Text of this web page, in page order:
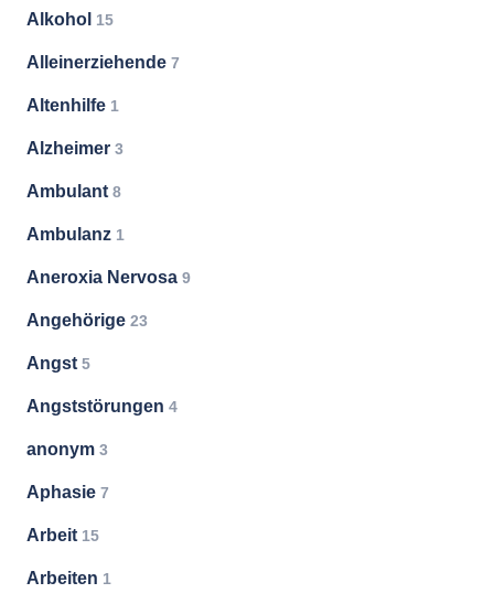
Alkohol 15
Alleinerziehende 7
Altenhilfe 1
Alzheimer 3
Ambulant 8
Ambulanz 1
Aneroxia Nervosa 9
Angehörige 23
Angst 5
Angststörungen 4
anonym 3
Aphasie 7
Arbeit 15
Arbeiten 1